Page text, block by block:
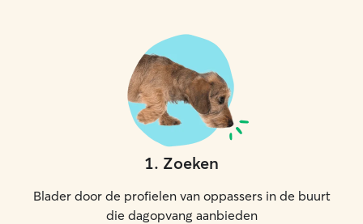
1. Zoeken
Blader door de profielen van oppassers in de buurt
die dagopvang aanbieden